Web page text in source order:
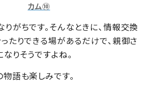
カム⑩
がちです。そんなときに、情報交換
たりできる場があるだけで、親御さ
りそうですよね。
語も楽しみです。